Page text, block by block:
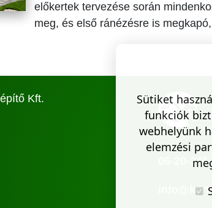
előkertek tervezése során
meg, és első ránézésre is
Kft.
06-20-
Sütiket
funkciók
webhelyünk
elemzési